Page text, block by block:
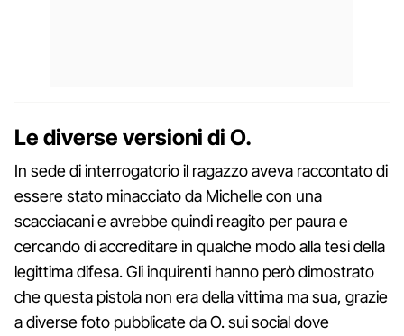
Le diverse versioni di O.
In sede di interrogatorio il ragazzo aveva raccontato di
essere stato minacciato da Michelle con una
scacciacani e avrebbe quindi reagito per paura e
cercando di accreditare in qualche modo alla tesi della
legittima difesa. Gli inquirenti hanno però dimostrato
che questa pistola non era della vittima ma sua, grazie
a diverse foto pubblicate da O. sui social dove